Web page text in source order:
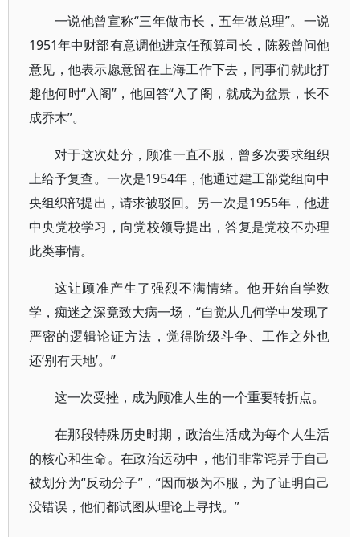
一说他曾宣称“三年做市长，五年做总理”。一说
1951年中财部有意调他进京任预算司长，陈毅曾问他
意见，他表示愿意留在上海工作下去，同事们就此打
趣他何时“入阁”，他回答“入了阁，就成为盆景，长不
成乔木”。
对于这次处分，顾准一直不服，曾多次要求组织
上给予复查。一次是1954年，他通过建工部党组向中
央组织部提出，请求被驳回。另一次是1955年，他进
中央党校学习，向党校领导提出，答复是党校不办理
此类事情。
这让顾准产生了强烈不满情绪。他开始自学数
学，痴迷之深竟致大病一场，“自觉从几何学中发现了
严密的逻辑论证方法，觉得阶级斗争、工作之外也
还‘别有天地’。”
这一次受挫，成为顾准人生的一个重要转折点。
在那段特殊历史时期，政治生活成为每个人生活
的核心和生命。在政治运动中，他们非常诧异于自己
被划分为“反动分子”，“因而极为不服，为了证明自己
没错误，他们都试图从理论上寻找。”